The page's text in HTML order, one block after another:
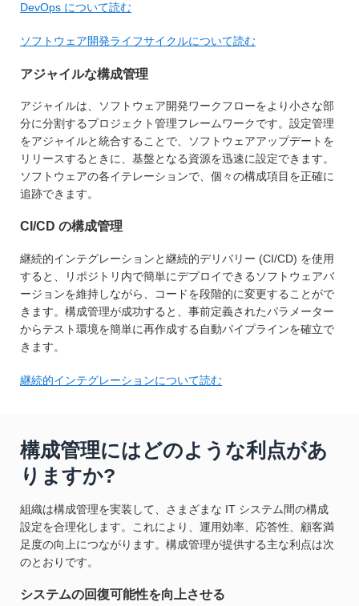
DevOps について読む
ソフトウェア開発ライフサイクルについて読む
アジャイルな構成管理
アジャイルは、ソフトウェア開発ワークフローをより小さな部
分に分割するプロジェクト管理フレームワークです。設定管理
をアジャイルと統合することで、ソフトウェアアップデートを
リリースするときに、基盤となる資源を迅速に設定できます。
ソフトウェアの各イテレーションで、個々の構成項目を正確に
追跡できます。
CI/CD の構成管理
継続的インテグレーションと継続的デリバリー (CI/CD) を使用
すると、リポジトリ内で簡単にデプロイできるソフトウェアバ
ージョンを維持しながら、コードを段階的に変更することがで
きます。構成管理が成功すると、事前定義されたパラメーター
からテスト環境を簡単に再作成する自動パイプラインを確立で
きます。
継続的インテグレーションについて読む
構成管理にはどのような利点があ
りますか?
組織は構成管理を実装して、さまざまな IT システム間の構成
設定を合理化します。これにより、運用効率、応答性、顧客満
足度の向上につながります。構成管理が提供する主な利点は次
のとおりです。
システムの回復可能性を向上させる